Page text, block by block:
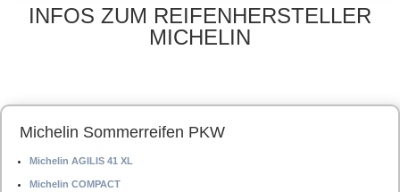
Sommerreifen
Sommerreifen
INFOS ZUM REIFENHERSTELLER
MICHELIN
Michelin Sommerreifen PKW
Michelin AGILIS 41 XL
Michelin COMPACT